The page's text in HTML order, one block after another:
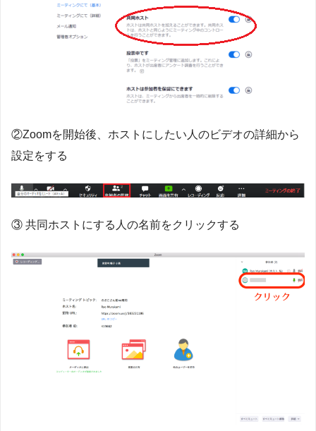
②Zoomを開始後、ホストにしたい人のビデオの詳細から
設定をする
③ 共同ホストにする人の名前をクリックする